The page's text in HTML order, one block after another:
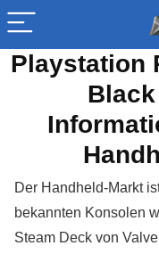
Playstation
Der Handheld-Markt
bekannten Konsolen
Steam Deck von